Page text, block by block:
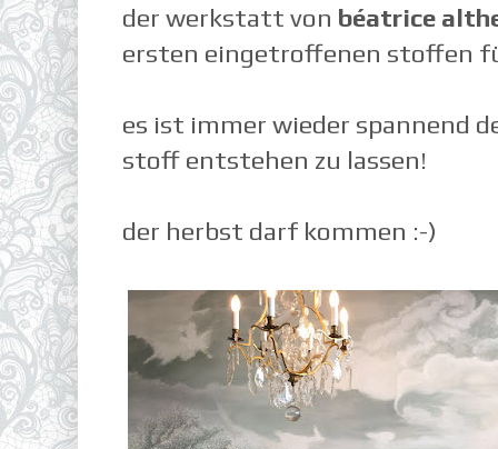
der werkstatt von béatrice
ersten eingetroffenen stoffen
es ist immer wieder spannend
stoff entstehen zu lassen!
der herbst darf kommen :-)